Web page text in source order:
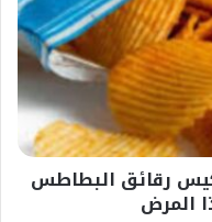
رقائق البطاطس
المرض